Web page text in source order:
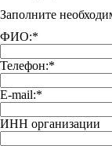
Заполните
ФИО:*
Телефон:*
E-mail:*
ИНН организации